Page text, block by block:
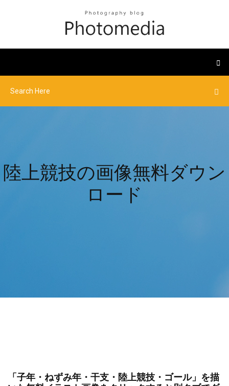
陸上競技の画像無料ダウン
ロード
「子年・ねずみ年・干支・陸上競技・ゴール」を描